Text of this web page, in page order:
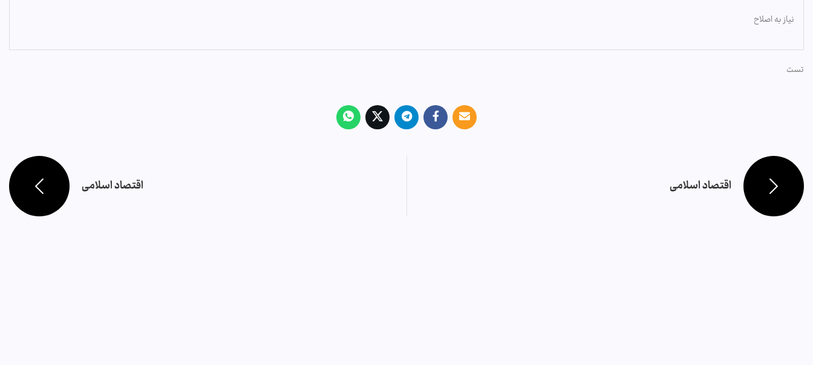
نیاز به اصلاح
تست
اقتصاد اسلامی اقتصاد اسلامی